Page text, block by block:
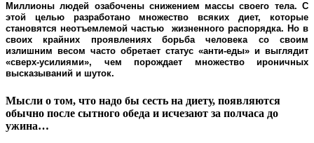
Миллионы людей озабочены снижением массы своего тела. С
этой целью разработано множество всяких диет, которые
становятся неотъемлемой частью жизненного распорядка. Но в
своих крайних проявлениях борьба человека со своим
излишним весом часто обретает статус «анти-еды» и выглядит
«сверх-усилиями», чем порождает множество ироничных
высказываний и шуток.
Мысли о том, что надо бы сесть на диету, появляются
обычно после сытного обеда и исчезают за полчаса до
ужина…